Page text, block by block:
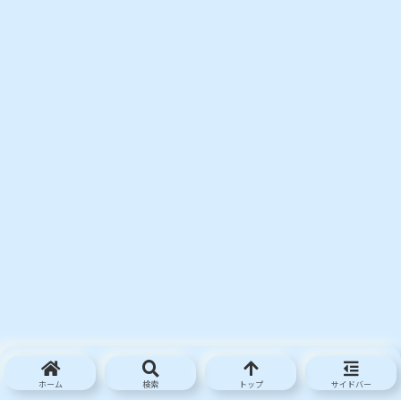
ホーム 検索 トップ サイドバー